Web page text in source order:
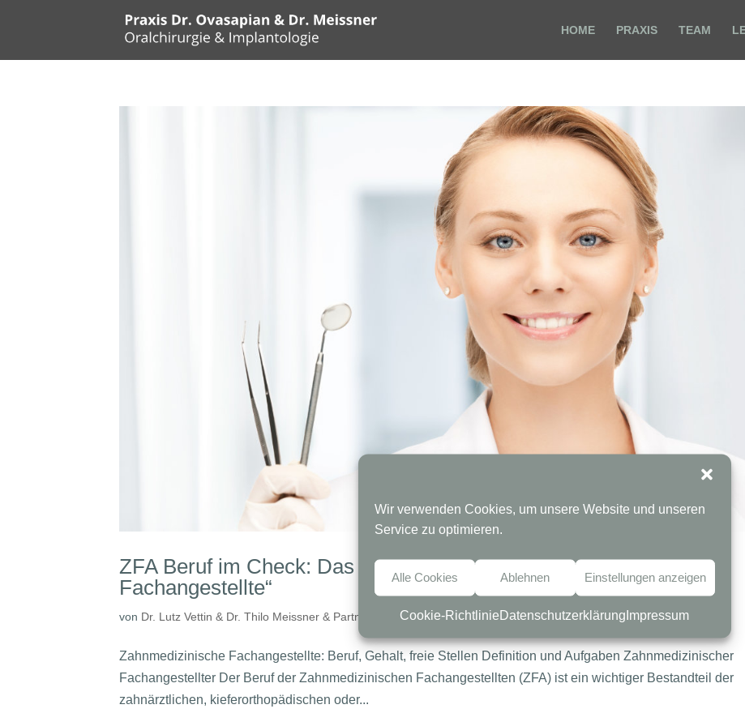
Wir verwenden Cookies, um unsere Website und unseren
Service zu optimieren.
Alle Cookies Ablehnen Einstellungen anzeigen
Cookie-RichtlinieDatenschutzerklärungImpressum
HOME PRAXIS TEAM
ZFA Beruf im Check: Das Berufsbild „Zahnmedizinische
Fachangestellte“
von Dr. Lutz Vettin & Dr. Thilo Meissner & Partner Juni 14, 2024|Allgemein
Zahnmedizinische Fachangestellte: Beruf, Gehalt, freie Stellen Definition und Aufgaben Zahnmedizinischer
Fachangestellter Der Beruf der Zahnmedizinischen Fachangestellten (ZFA) ist ein wichtiger Bestandteil der
zahnärztlichen, kieferorthopädischen oder...